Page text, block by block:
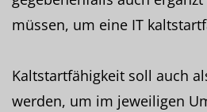
müssen, um eine IT
Kaltstartfähigkeit soll auch
werden, um im jeweiligen